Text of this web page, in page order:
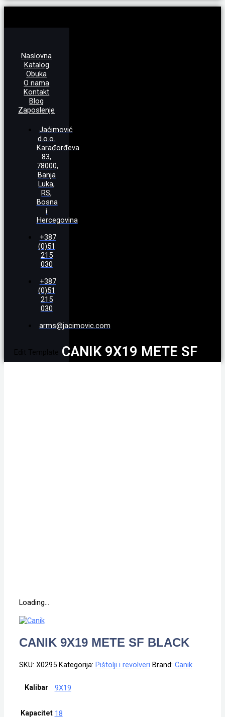
Naslovna
Katalog
Obuka
O nama
Kontakt
Blog
Zaposlenje
Jaćimović
d.o.o.
Karađorđeva
83,
78000,
Banja
Luka,
RS,
Bosna
i
Hercegovina
+387
(0)51
215
030
+387
(0)51
215
030
arms@jacimovic.com
Edit Template CANIK 9X19 METE SF
Loading...
CANIK 9X19 METE SF BLACK
SKU: X0295 Kategorija: Pištolji i revolveri Brand: Canik
Kalibar 9X19
Kapacitet 18